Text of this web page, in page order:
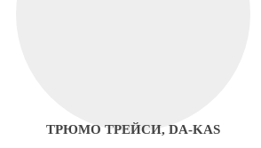
ТРЮМО ТРЕЙСИ, DA-KAS